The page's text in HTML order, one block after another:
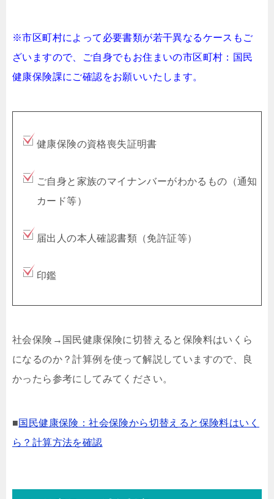
※市区町村によって必要書類が若干異なるケースもご
ざいますので、ご自身でもお住まいの市区町村：国民
健康保険課にご確認をお願いいたします。
健康保険の資格喪失証明書
ご自身と家族のマイナンバーがわかるもの（通知
カード等）
届出人の本人確認書類（免許証等）
印鑑
社会保険→国民健康保険に切替えると保険料はいくら
になるのか？計算例を使って解説していますので、良
かったら参考にしてみてください。
■国民健康保険：社会保険から切替えると保険料はいく
ら？計算方法を確認